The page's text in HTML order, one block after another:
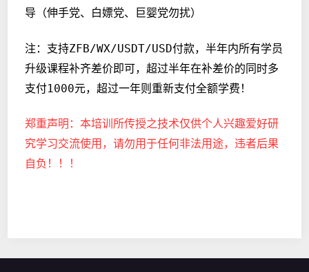
导（伸手党、白嫖党、巨婴党勿扰）
注：支持ZFB/WX/USDT/USD付款，半年内所有学员
升级课程补齐差价即可，超过半年在补差价的同时多
支付1000元，超过一年则重新支付全额学费！
郑重声明：本培训所传授之技术仅供个人兴趣爱好研
究学习交流使用，请勿用于任何非法用途，违者后果
自负！！！